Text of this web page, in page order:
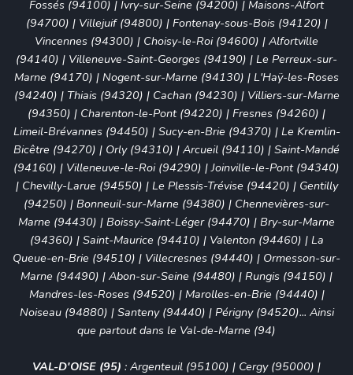
Fossés (94100) | Ivry-sur-Seine (94200) | Maisons-Alfort
(94700) | Villejuif (94800) | Fontenay-sous-Bois (94120) |
Vincennes (94300) | Choisy-le-Roi (94600) | Alfortville
(94140) | Villeneuve-Saint-Georges (94190) | Le Perreux-sur-
Marne (94170) | Nogent-sur-Marne (94130) | L'Haÿ-les-Roses
(94240) | Thiais (94320) | Cachan (94230) | Villiers-sur-Marne
(94350) | Charenton-le-Pont (94220) | Fresnes (94260) |
Limeil-Brévannes (94450) | Sucy-en-Brie (94370) | Le Kremlin-
Bicêtre (94270) | Orly (94310) | Arcueil (94110) | Saint-Mandé
(94160) | Villeneuve-le-Roi (94290) |Joinville-le-Pont (94340)
| Chevilly-Larue (94550) | Le Plessis-Trévise (94420) | Gentilly
(94250) | Bonneuil-sur-Marne (94380) | Chennevières-sur-
Marne (94430) | Boissy-Saint-Léger (94470) | Bry-sur-Marne
(94360) | Saint-Maurice (94410) | Valenton (94460) | La
Queue-en-Brie (94510) | Villecresnes (94440) | Ormesson-sur-
Marne (94490) | Abon-sur-Seine (94480) | Rungis (94150) |
Mandres-les-Roses (94520) | Marolles-en-Brie (94440) |
Noiseau (94880) | Santeny (94440) | Périgny (94520)... Ainsi
que partout dans le Val-de-Marne (94)
VAL-D'OISE (95) : Argenteuil (95100) | Cergy (95000) |